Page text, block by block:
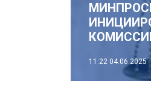
11:22 04.06.2025